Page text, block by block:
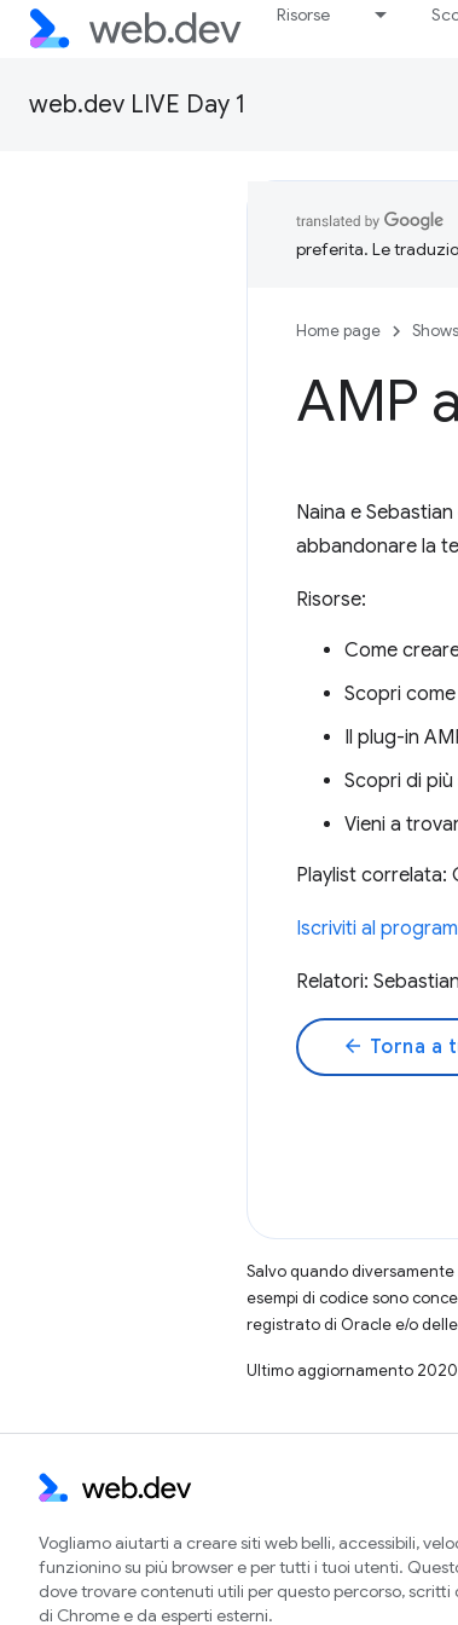
Risorse
web.dev LIVE Day 1
preferita. Le
Home page Shows
AMP
Naina e
abbandonare la
Risorse:
Come
Scopri
Il plug-in
Scopri di
Vieni a
Playlist correlata:
Iscriviti al
Relatori:
arrow_back Torna a
Salvo quando
esempi di codice sono
registrato di Oracle e/o
Ultimo aggiornamento
Vogliamo aiutarti a creare siti web belli, accessibili,
funzionino su più browser e per tutti i tuoi utenti.
dove trovare contenuti utili per questo percorso,
di Chrome e da esperti esterni.